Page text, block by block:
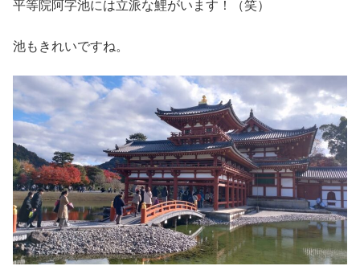
平等院阿字池には立派な鯉がいます！（笑）
池もきれいですね。